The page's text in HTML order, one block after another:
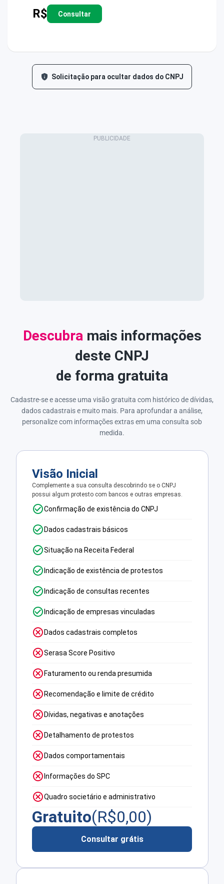
R$ Consultar
Solicitação para ocultar dados do CNPJ
Descubramais informações
deste CNPJ
de forma gratuita
Cadastre-se e acesse uma visão gratuita com histórico de dívidas,
dados cadastrais e muito mais. Para aprofundar a análise,
personalize com informações extras em uma consulta sob
medida.
Visão Inicial
Complemente a sua consulta descobrindo se o CNPJ
possui algum protesto com bancos e outras empresas.
Confirmação de existência do CNPJ
Dados cadastrais básicos
Situação na Receita Federal
Indicação de existência de protestos
Indicação de consultas recentes
Indicação de empresas vinculadas
Dados cadastrais completos
Serasa Score Positivo
Faturamento ou renda presumida
Recomendação e limite de crédito
Dívidas, negativas e anotações
Detalhamento de protestos
Dados comportamentais
Informações do SPC
Quadro societário e administrativo
Gratuito(R$0,00)
Consultar grátis